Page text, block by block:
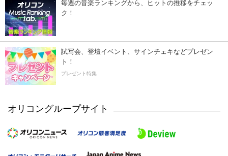
毎週の音楽ランキングから、ヒットの推移をチェッ
ク！
試写会、登壇イベント、サインチェキなどプレゼン
ト！
プレゼント特集
オリコングループサイト